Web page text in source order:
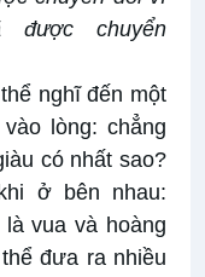
chuyển
nghĩ đến một
lòng: chẳng
có nhất sao?
ở bên nhau:
vua và hoàng
đưa ra nhiều